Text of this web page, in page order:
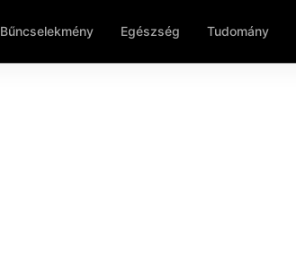
Bűncselekmény Egészség Tudomány